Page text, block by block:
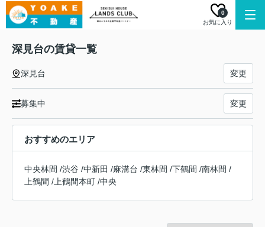
お気に入り
0
深見台の賃貸一覧
深見台 変更
募集中 変更
おすすめのエリア
中央林間 /渋谷 /中新田 /麻溝台 /東林間 /下鶴間 /南林間 /
上鶴間 / 上鶴間本町 /中央